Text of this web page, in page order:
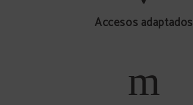
Accesos adaptados